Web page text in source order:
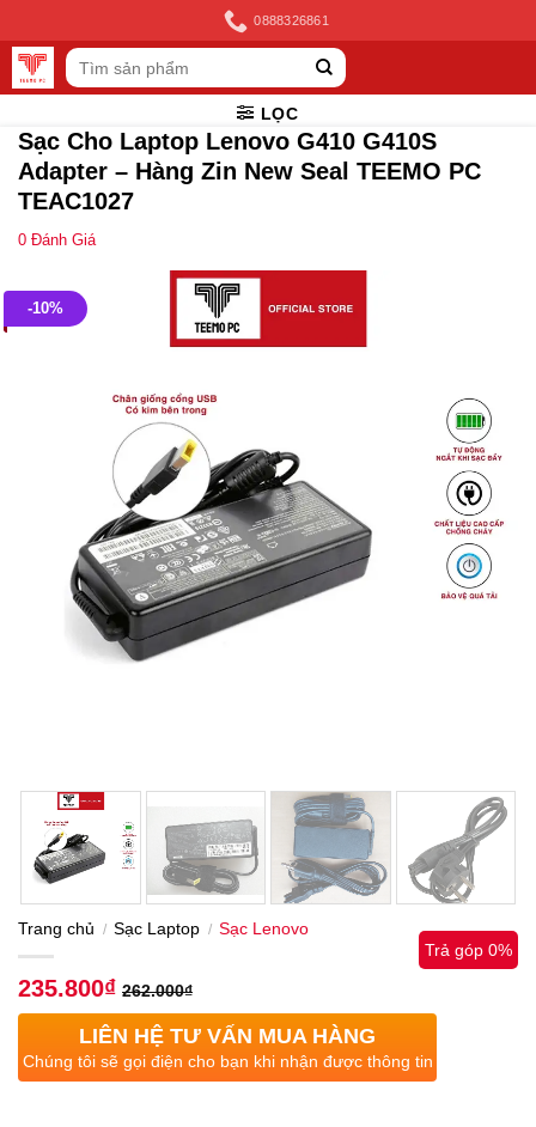
to
content
0888326861
Tìm
kiếm:
LỌC
Sạc Cho Laptop Lenovo G410 G410S
Adapter – Hàng Zin New Seal TEEMO PC
TEAC1027
0 Đánh Giá
-10%
Trang chủ / Sạc Laptop / Sạc Lenovo
235.800₫ 262.000₫
Trả góp 0%
LIÊN HỆ TƯ VẤN MUA HÀNG
Chúng tôi sẽ gọi điện cho bạn khi nhận được thông tin